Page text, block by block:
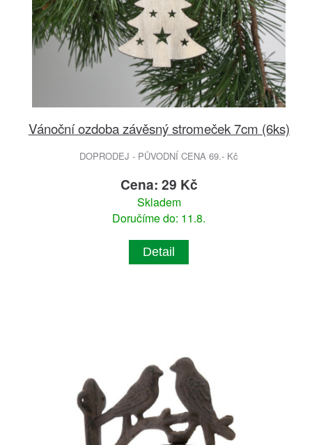
Vánoční ozdoba závěsný stromeček 7cm (6ks)
DOPRODEJ - PŮVODNÍ CENA 69.- Kč
Cena: 29 Kč
Skladem
Doručíme do: 11.8.
Detail